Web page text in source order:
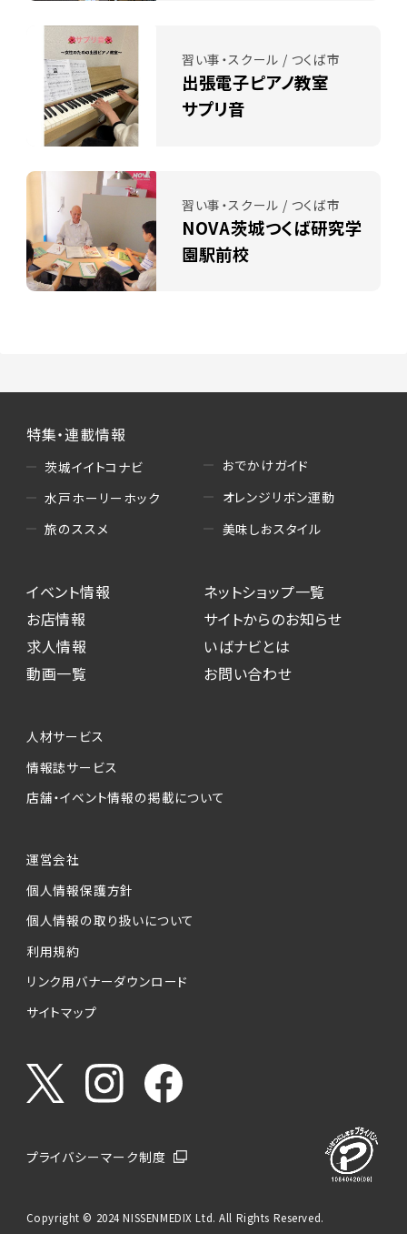
習い事・スクール / つくば市
出張電子ピアノ教室
サプリ音
習い事・スクール / つくば市
NOVA茨城つくば研究学
園駅前校
特集・連載情報
茨城イイトコナビ
水戸ホーリーホック
旅のススメ
おでかけガイド
オレンジリボン運動
美味しおスタイル
イベント情報
お店情報
求人情報
動画一覧
ネットショップ一覧
サイトからのお知らせ
いばナビとは
お問い合わせ
人材サービス
情報誌サービス
店舗・イベント情報の掲載について
運営会社
個人情報保護方針
個人情報の取り扱いについて
利用規約
リンク用バナーダウンロード
サイトマップ
プライバシーマーク制度
Copyright © 2024 NISSENMEDIX Ltd. All Rights Reserved.